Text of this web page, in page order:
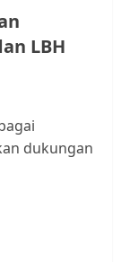
RT dan
Pendataan
di
LBH
dukungan